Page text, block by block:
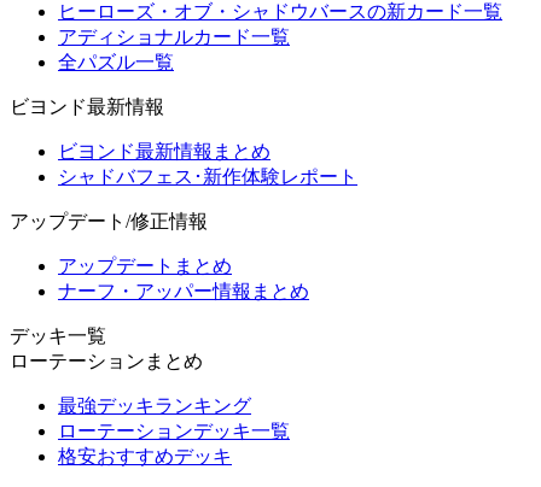
ヒーローズ・オブ・シャドウバースの新カード一覧
アディショナルカード一覧
全パズル一覧
ビヨンド最新情報
ビヨンド最新情報まとめ
シャドバフェス･新作体験レポート
アップデート/修正情報
アップデートまとめ
ナーフ・アッパー情報まとめ
デッキ一覧
ローテーションまとめ
最強デッキランキング
ローテーションデッキ一覧
格安おすすめデッキ